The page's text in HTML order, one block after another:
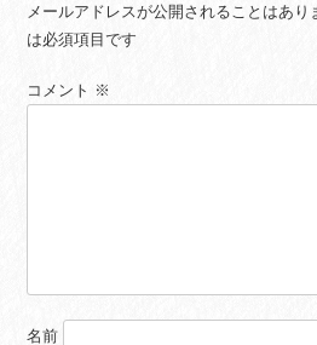
メールアドレスが公開されることはあり
は必須項目です
コメント ※
名前